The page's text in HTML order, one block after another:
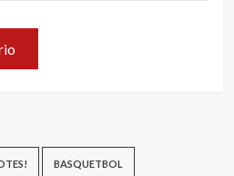
BASQUETBOL